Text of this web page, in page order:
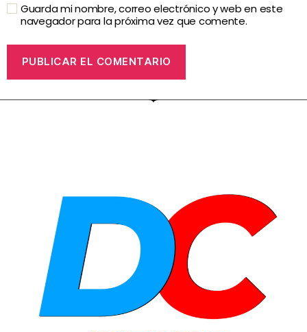
Guarda mi nombre, correo electrónico y web en este
navegador para la próxima vez que comente.